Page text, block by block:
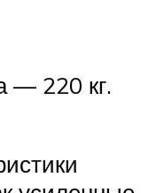
— 220 кг.